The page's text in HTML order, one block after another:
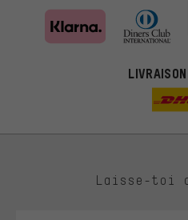
Laisse-toi
Des offres plus
Au lieu de pubs au hasard,